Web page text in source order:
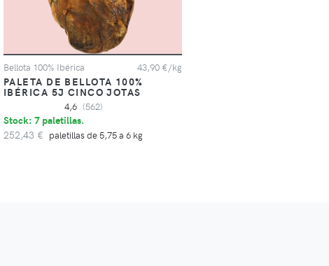
Bellota 100% Ibérica 43,90 €/kg
PALETA DE BELLOTA 100%
IBÉRICA 5J CINCO JOTAS
4,6 (562)
Stock: 7 paletillas.
252,43 € paletillas de 5,75 a 6 kg